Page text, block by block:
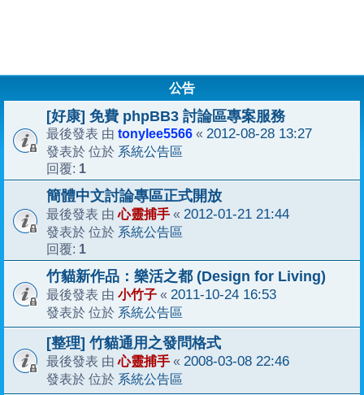
公告
[好康] 免費 phpBB3 討論區專案服務
最後發表 由 tonylee5566 « 2012-08-28 13:27
發表於 位於 系統公告區
回覆: 1
簡體中文討論專區正式開放
最後發表 由心靈捕手 « 2012-01-21 21:44
發表於 位於 系統公告區
回覆: 1
竹貓新作品：樂活之都 (Design for Living)
最後發表 由 小竹子 « 2011-10-24 16:53
發表於 位於 系統公告區
[整理] 竹貓通用之發問格式
最後發表 由心靈捕手 « 2008-03-08 22:46
發表於 位於 系統公告區